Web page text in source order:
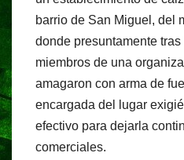
barrio de San Miguel, del
donde presuntamente
miembros de una
amagaron con arma de
encargada del lugar
efectivo para dejarla
comerciales.